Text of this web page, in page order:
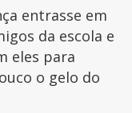
entrasse em
da escola e
eles para
o gelo do